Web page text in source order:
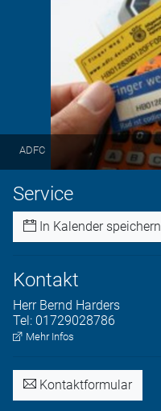
ADFC
Service
In Kalender speichern
Kontakt
Herr Bernd Harders
Tel: 01729028786
Mehr Infos
Kontaktformular